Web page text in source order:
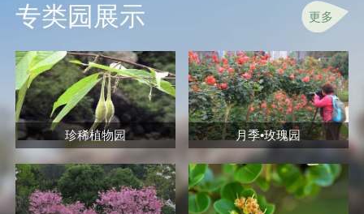
专类园展示 更多
珍稀植物园 月季•玫瑰园